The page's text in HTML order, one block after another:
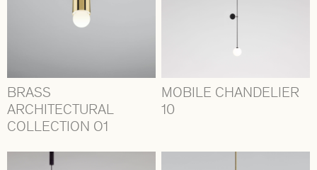
BRASS
ARCHITECTURAL
COLLECTION O1
MOBILE CHANDELIER
10